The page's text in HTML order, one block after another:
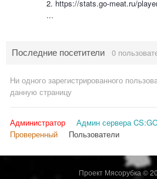
2. https://stats.go-meat.ru/
...
Последние посетители 0
Ни одного зарегистрированного
данную страницу
Администратор Админ сервера
Проверенный
Пользователи
Проект Мясорубка ©